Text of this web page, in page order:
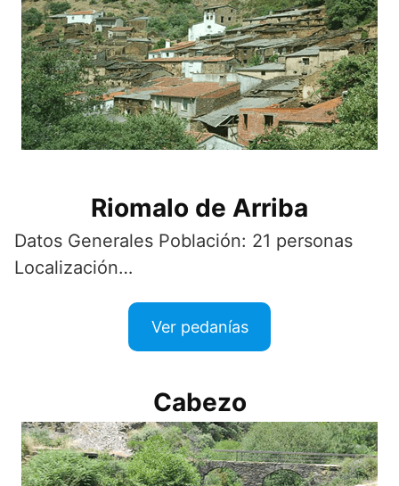
Riomalo de Arriba
Datos Generales Población: 21 personas
Localización…
Ver pedanías
Cabezo